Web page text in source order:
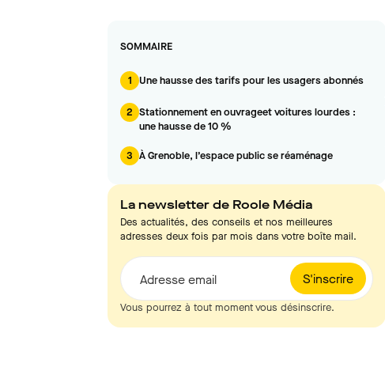
SOMMAIRE
1 Une hausse des tarifs pour les usagers abonnés
2 Stationnement en ouvrageet voitures lourdes :
une hausse de 10 %
3 À Grenoble, l’espace public se réaménage
La newsletter de Roole Média
Des actualités, des conseils et nos meilleures
adresses deux fois par mois dans votre boîte mail.
S'inscrire
Adresse email
Vous pourrez à tout moment vous désinscrire.